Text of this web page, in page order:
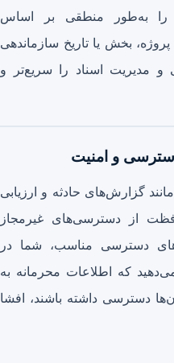
را به‌طور منطقی بر اساس
پروژه، بخش یا تاریخ سازماندهی
و مدیریت اسناد را سریع‌تر و
گزارش‌های حادثه و ارزیابی
از دسترسی‌های غیرمجاز
دسترسی مناسب، شما در
که اطلاعات محرمانه به
آن‌ها دسترسی داشته باشند، افشا